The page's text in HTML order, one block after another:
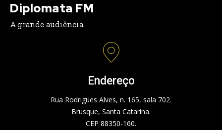
Diplomata FM
A grande audiência.
Endereço
Rua Rodrigues Alves, n. 165, sala 702.
Brusque, Santa Catarina.
CEP 88350-160.